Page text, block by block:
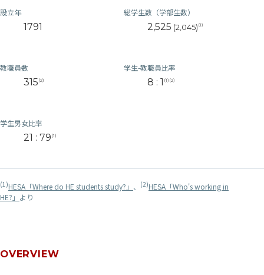
設立年
1791
総学生数（学部生数）
2,525 (2,045) (1)
教職員数
315 (2)
学生-教職員比率
8 : 1 (1)(2)
学生男女比率
21 : 79 (1)
(1)HESA「Where do HE students study?」 、 (2)HESA「Who's working in
HE?」 より
OVERVIEW